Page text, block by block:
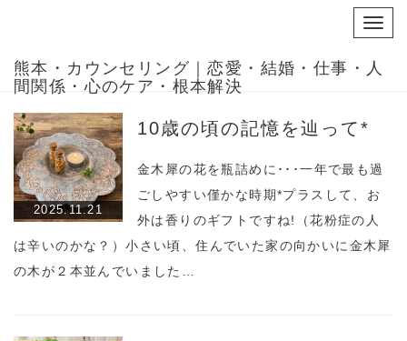
熊本・カウンセリング｜恋愛・結婚・仕事・人
間関係・心のケア・根本解決
2025.11.21
10歳の頃の記憶を辿って*
金木犀の花を瓶詰めに･･･一年で最も過
ごしやすい僅かな時期*プラスして、お
外は香りのギフトですね!（花粉症の人
は辛いのかな？）小さい頃、住んでいた家の向かいに金木犀
の木が２本並んでいました…